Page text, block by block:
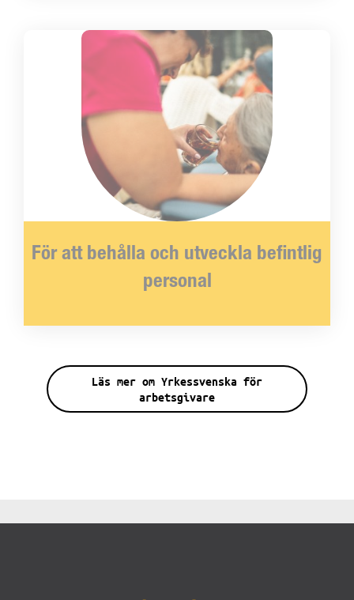
För att behålla och utveckla befintlig
personal
Läs mer om Yrkessvenska för
arbetsgivare